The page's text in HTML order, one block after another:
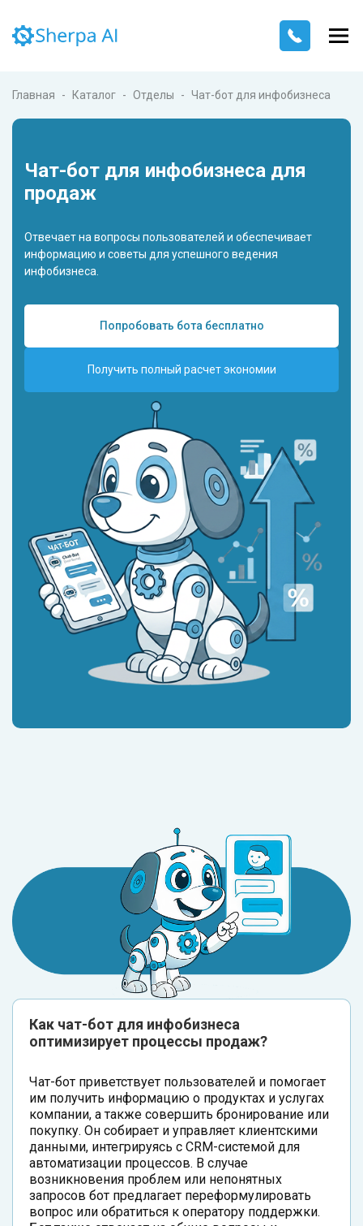
Главная Каталог Отделы Чат-бот для инфобизнеса
Чат-бот для инфобизнеса для
продаж
Отвечает на вопросы пользователей и обеспечивает
информацию и советы для успешного ведения
инфобизнеса.
Попробовать бота бесплатно
Получить полный расчет экономии
Как чат-бот для инфобизнеса
оптимизирует процессы продаж?
Чат-бот приветствует пользователей и помогает
им получить информацию о продуктах и услугах
компании, а также совершить бронирование или
покупку. Он собирает и управляет клиентскими
данными, интегрируясь с CRM-системой для
автоматизации процессов. В случае
возникновения проблем или непонятных
запросов бот предлагает переформулировать
вопрос или обратиться к оператору поддержки.